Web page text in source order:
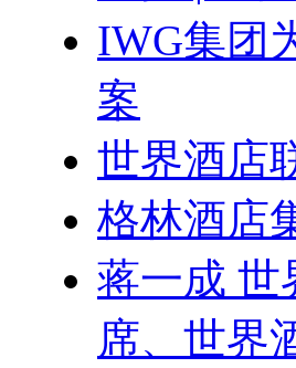
IWG集团
案
世界酒店
格林酒店
蒋一成 世
席、世界